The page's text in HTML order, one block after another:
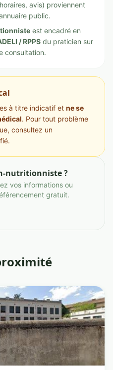
avis) proviennent
public.
est encadré en
/ RPPS du praticien sur
consultation.
à titre indicatif et ne se
. Pour tout problème
consultez un
nutritionniste ?
vos informations ou
gratuit.